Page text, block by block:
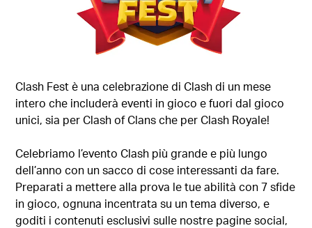
Clash Fest è una celebrazione di Clash di un mese
intero che includerà eventi in gioco e fuori dal gioco
unici, sia per Clash of Clans che per Clash Royale!
Celebriamo l’evento Clash più grande e più lungo
dell’anno con un sacco di cose interessanti da fare.
Preparati a mettere alla prova le tue abilità con 7 sfide
in gioco, ognuna incentrata su un tema diverso, e
goditi i contenuti esclusivi sulle nostre pagine social,